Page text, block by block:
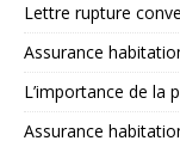
Lettre rupture
Assurance
L’importance de la
Assurance